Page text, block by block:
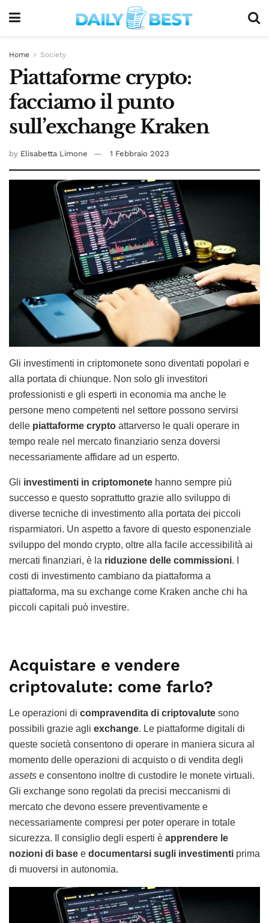
Home Society
Piattaforme crypto:
facciamo il punto
sull’exchange Kraken
by Elisabetta Limone 1 Febbraio 2023
Gli investimenti in criptomonete sono diventati popolari e
alla portata di chiunque. Non solo gli investitori
professionisti e gli esperti in economia ma anche le
persone meno competenti nel settore possono servirsi
delle piattaforme crypto attarverso le quali operare in
tempo reale nel mercato finanziario senza doversi
necessariamente affidare ad un esperto.
Gli investimenti in criptomonete hanno sempre più
successo e questo soprattutto grazie allo sviluppo di
diverse tecniche di investimento alla portata dei piccoli
risparmiatori. Un aspetto a favore di questo esponenziale
sviluppo del mondo crypto, oltre alla facile accessibilità ai
mercati finanziari, è la riduzione delle commissioni. I
costi di investimento cambiano da piattaforma a
piattaforma, ma su exchange come Kraken anche chi ha
piccoli capitali può investire.
Acquistare e vendere
criptovalute: come farlo?
Le operazioni di compravendita di criptovalute sono
possibili grazie agli exchange. Le piattaforme digitali di
queste società consentono di operare in maniera sicura al
momento delle operazioni di acquisto o di vendita degli
assets e consentono inoltre di custodire le monete virtuali.
Gli exchange sono regolati da precisi meccanismi di
mercato che devono essere preventivamente e
necessariamente compresi per poter operare in totale
sicurezza. Il consiglio degli esperti è apprendere le
nozioni di base e documentarsi sugli investimenti prima
di muoversi in autonomia.